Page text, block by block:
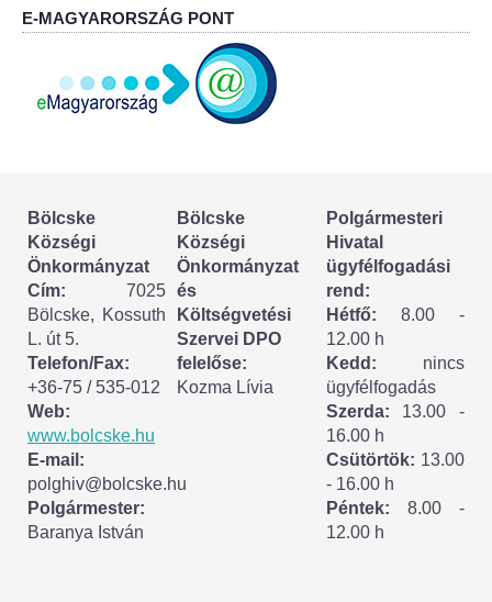
Könyvtár
Rákóczi Mozi
ESEMÉNYEK
TESTVÉRTELEPÜLÉSÜNK:
CSÍKSZÉPVÍZ
VÁLASZTÁSI INFORMÁCIÓK
Választási szervek
Választási ügyintézés
2024. évi általános választások
E-MAGYARORSZÁG PONT
Bölcske
Községi
Önkormányzat
Cím: 7025
Bölcske, Kossuth
L. út 5.
Telefon/Fax:
+36-75 / 535-012
Web:
www.bolcske.hu
E-mail:
polghiv@bolcske.hu
Polgármester:
Baranya István
Bölcske
Községi
Önkormányzat
és
Költségvetési
Szervei DPO
felelőse:
Kozma Lívia
Polgármesteri
Hivatal
ügyfélfogadási
rend:
Hétfő: 8.00 -
12.00 h
Kedd: nincs
ügyfélfogadás
Szerda: 13.00 -
16.00 h
Csütörtök: 13.00
- 16.00 h
Péntek: 8.00 -
12.00 h